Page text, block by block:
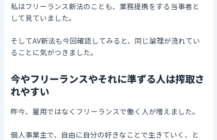
私はフリーランス新法のことも、業務提携をする当事者と
して見ていました。
そしてAV新法も今回確認してみると、同じ論理が流れてい
ることに気がつきました。
今やフリーランスやそれに準ずる人は搾取さ
れやすい
昨今、雇用ではなくフリーランスで働く人が増えました。
個人事業主で、自由に自分の好きなことで生きていく、と